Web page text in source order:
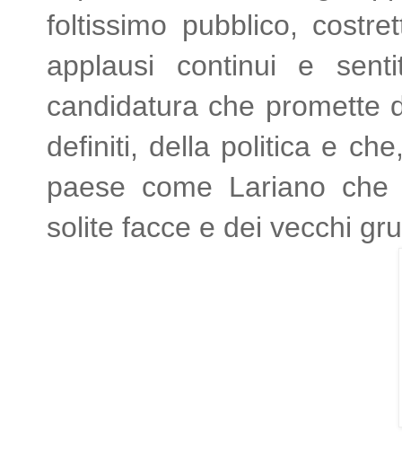
foltissimo pubblico,
applausi continui e
candidatura che promette
definiti, della politica e
paese come Lariano
solite facce e dei vecchi